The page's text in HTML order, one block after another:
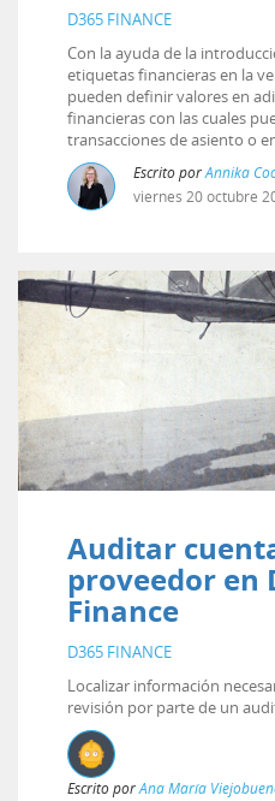
D365 FINANCE
Con la ayuda de la
etiquetas financieras en la
pueden definir valores en
financieras con las cuales
transacciones de asiento o
Escrito porAnnika
viernes 20octubre
Auditar
proveedor en
Finance
D365 FINANCE
Localizar información
revisión por parte de un
Escrito porAna María